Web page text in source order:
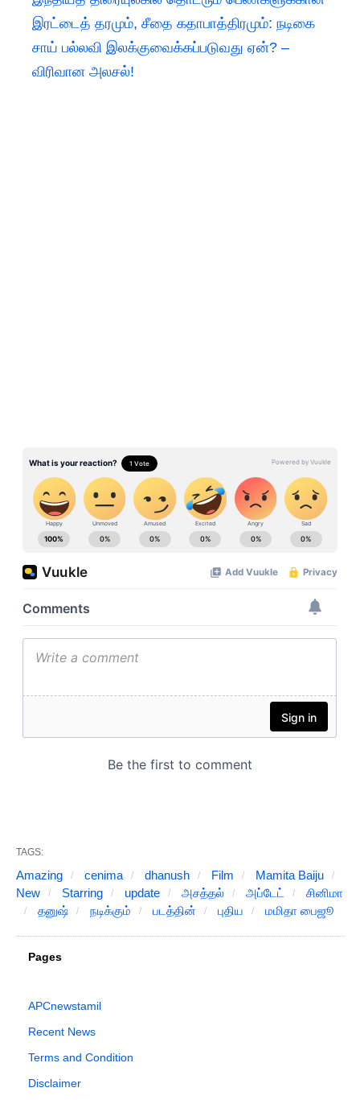
இரட்டைத் தரமும், சீதை கதாபாத்திரமும்: நடிகை
சாய் பல்லவி இலக்குவைக்கப்படுவது ஏன்? –
விரிவான அலசல்!
TAGS:
Amazing cenima dhanush Film
Mamita Baiju
New
Starring update அசத்தல் அப்டேட்
சினிமா
தனுஷ்
நடிக்கும் படத்தின் புதிய மமிதா பைஜூ
Pages
APCnewstamil
Recent News
Terms and Condition
Disclaimer